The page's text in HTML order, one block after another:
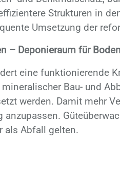
Struk­tu­ren in
Um­set­zung der
– Deponieraum für
eine funk­tio­nie­ren­de
Bau- und
wer­den. Da­mit mehr
an­zu­pas­sen.
als Ab­fall gel­ten.